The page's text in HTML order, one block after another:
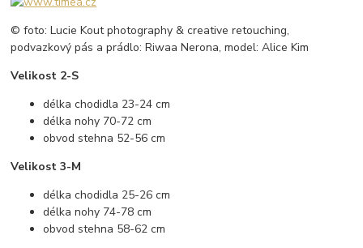
© foto: Lucie Kout photography & creative retouching,
podvazkový pás a prádlo: Riwaa Nerona, model: Alice Kim
Velikost 2-S
délka chodidla 23-24 cm
délka nohy 70-72 cm
obvod stehna 52-56 cm
Velikost 3-M
délka chodidla 25-26 cm
délka nohy 74-78 cm
obvod stehna 58-62 cm